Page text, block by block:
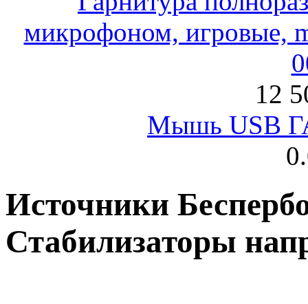
микрофоном, игровые,
12
Мышь USB
Источники
Стабилизаторы